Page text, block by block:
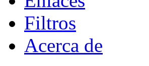
Filtros
Acerca de